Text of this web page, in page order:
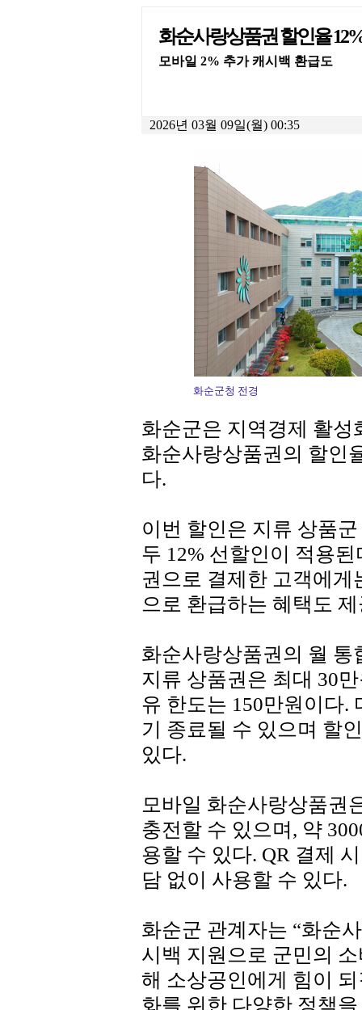
화순사랑상품권 할인율
모바일 2% 추가 캐시백 환급도
2026년 03월 09일(월) 00:35
화순군청 전경
화순군은 지역경제 활성
화순사랑상품권의 할인
다.
이번 할인은 지류 상품
두 12% 선할인이 적용
권으로 결제한 고객에게
으로 환급하는 혜택도
화순사랑상품권의 월 통
지류 상품권은 최대 30
유 한도는 150만원이다.
기 종료될 수 있으며 할
있다.
모바일 화순사랑상품권
충전할 수 있으며, 약
용할 수 있다. QR 결제
담 없이 사용할 수 있다.
화순군 관계자는 “화순
시백 지원으로 군민의
해 소상공인에게 힘이
화를 위한 다양한 정책